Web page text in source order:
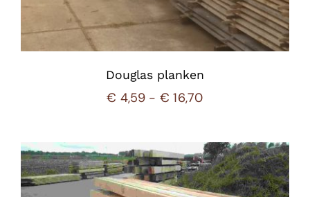
Douglas planken
€ 4,59 - € 16,70Prijsklasse:
tot
€ 16,70